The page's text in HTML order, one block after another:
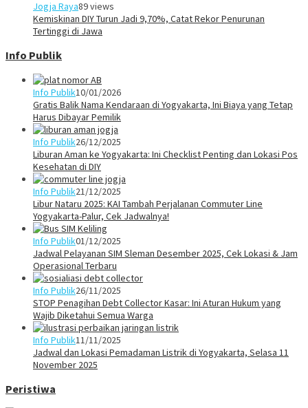
Jogja Raya89 views
Kemiskinan DIY Turun Jadi 9,70%, Catat Rekor Penurunan
Tertinggi di Jawa
Info Publik
Info Publik10/01/2026
Gratis Balik Nama Kendaraan di Yogyakarta, Ini Biaya yang Tetap
Harus Dibayar Pemilik
Info Publik26/12/2025
Liburan Aman ke Yogyakarta: Ini Checklist Penting dan Lokasi Pos
Kesehatan di DIY
Info Publik21/12/2025
Libur Nataru 2025: KAI Tambah Perjalanan Commuter Line
Yogyakarta-Palur, Cek Jadwalnya!
Info Publik01/12/2025
Jadwal Pelayanan SIM Sleman Desember 2025, Cek Lokasi & Jam
Operasional Terbaru
Info Publik26/11/2025
STOP Penagihan Debt Collector Kasar: Ini Aturan Hukum yang
Wajib Diketahui Semua Warga
Info Publik11/11/2025
Jadwal dan Lokasi Pemadaman Listrik di Yogyakarta, Selasa 11
November 2025
Peristiwa